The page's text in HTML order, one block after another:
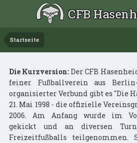
CFB
Startseite
Die Kurzversion: Der CFB
feiner Fußballverein aus
organisierter Verbund gibt es "Die
21. Mai 1998 - die offizielle
2006. Am Anfang wurde im
gekickt und an diversen
Freizeitfußballs teilgenommen.